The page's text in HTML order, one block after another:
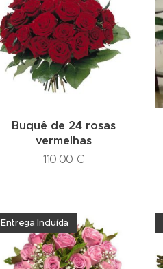
Buquê de 24 rosas
vermelhas
110,00 €
Entrega Incluída